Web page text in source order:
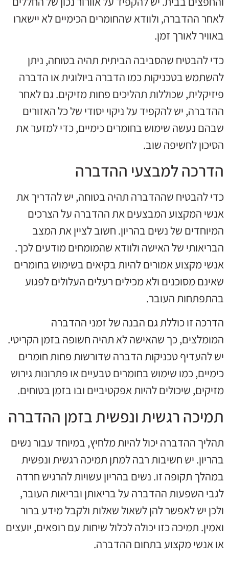
לאחר ההדברה, ולוודא שהחומרים הכימיים לא יישארו
באוויר לאורך זמן.
כדי להבטיח שהסביבה הביתית תהיה בטוחה, ניתן
להשתמש בטכניקות כמו הדברה ביולוגית או הדברה
פיזיקלית, שכוללות תהליכים פחות מזיקים. גם לאחר
ההדברה, יש להקפיד על ניקוי יסודי של כל האזורים
שבהם נעשה שימוש בחומרים כימיים, כדי למזער את
הסיכון לחשיפה שוב.
הדרכה למבצעי ההדברה
כדי להבטיח שההדברה תהיה בטוחה, יש להדריך את
אנשי המקצוע המבצעים את ההדברה על הצרכים
המיוחדים של נשים בהריון. חשוב לציין את המצב
הבריאותי של האישה ולוודא שהמומחים מודעים לכך.
אנשי מקצוע אמורים להיות בקיאים בשימוש בחומרים
שאינם מסוכנים ולא מכילים רעלים העלולים לפגוע
בהתפתחות העובר.
הדרכה זו כוללת גם הבנה של זמני ההדברה
המומלצים, כך שהאישה לא תהיה חשופה בזמן הקריטי.
יש להעדיף טכניקות הדברה שדורשות פחות חומרים
כימיים, כמו שימוש בחומרים טבעיים או פתרונות גירוש
מזיקים, שיכולים להיות אפקטיביים ובו בזמן בטוחים.
תמיכה רגשית ונפשית בזמן ההדברה
תהליך ההדברה יכול להיות מלחיץ, במיוחד עבור נשים
בהריון. יש חשיבות רבה למתן תמיכה רגשית ונפשית
במהלך תקופה זו. נשים בהריון עשויות להרגיש חרדה
לגבי השפעות ההדברה על בריאותן ובריאות העובר,
ולכן יש לאפשר להן לשאול שאלות ולקבל מידע ברור
ואמין. תמיכה כזו יכולה לכלול שיחות עם רופאים, יועצים
או אנשי מקצוע בתחום ההדברה.